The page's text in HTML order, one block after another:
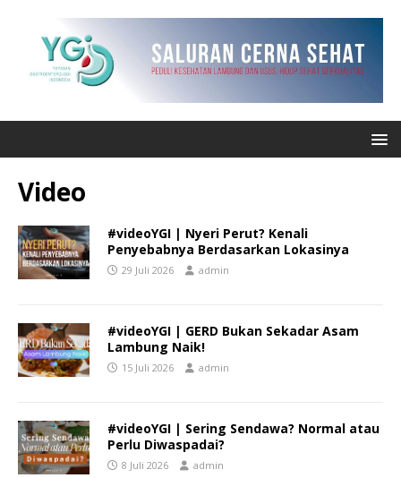
Video
#videoYGI | Nyeri Perut? Kenali
Penyebabnya Berdasarkan Lokasinya
29 Juli 2026 admin
#videoYGI | GERD Bukan Sekadar Asam
Lambung Naik!
15 Juli 2026 admin
#videoYGI | Sering Sendawa? Normal atau
Perlu Diwaspadai?
8 Juli 2026 admin